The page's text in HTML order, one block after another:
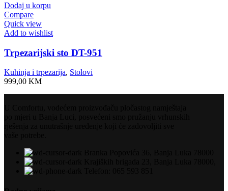
Dodaj u korpu
Compare
Quick view
Add to wishlist
Trpezarijski sto DT-951
Kuhinja i trpezarija, Stolovi
999,00 KM